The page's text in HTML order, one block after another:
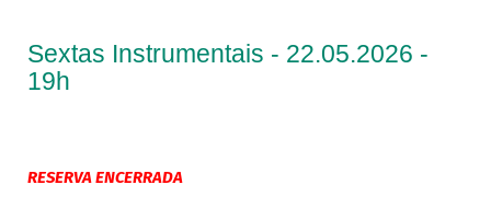
Sextas Instrumentais - 22.05.2026 -
19h
RESERVA ENCERRADA